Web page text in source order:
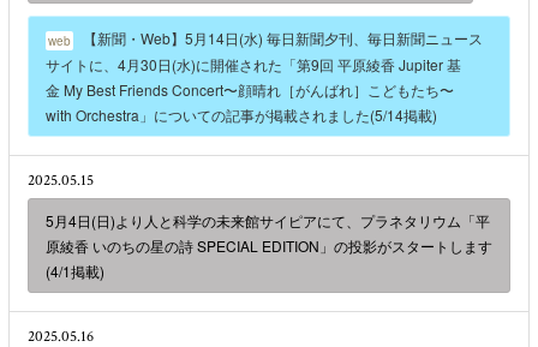
web
【新聞・Web】5月14日(水) 毎日新聞夕刊、毎日新聞ニュース
サイトに、4月30日(水)に開催された「第9回 平原綾香 Jupiter 基
金 My Best Friends Concert〜顔晴れ［がんばれ］こどもたち〜
with Orchestra」についての記事が掲載されました(5/14掲載)
2025.05.15
5月4日(日)より人と科学の未来館サイピアにて、プラネタリウム「平
原綾香 いのちの星の詩 SPECIAL EDITION」の投影がスタートします
(4/1掲載)
2025.05.16